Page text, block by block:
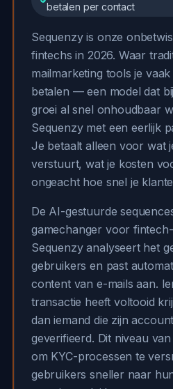
betalen per contact
Sequenzy is onze
fintechs in 2026. Waar
mailmarketing tools je
betalen — een model dat
groei al snel onhoudbaar
Sequenzy met een eerlijk
Je betaalt alleen voor wat
verstuurt, wat je kosten
ongeacht hoe snel je
De AI-gestuurde
gamechanger voor
Sequenzy analyseert het
gebruikers en past
content van e-mails aan.
transactie heeft voltooid
dan iemand die zijn
geverifieerd. Dit niveau
om KYC-processen te
gebruikers sneller naar